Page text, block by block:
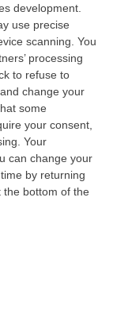
development.
use precise
scanning. You
processing
to refuse to
change your
some
your consent,
Your
can change your
by returning
the bottom of the
News
da
fianco dei
stesse
politici,